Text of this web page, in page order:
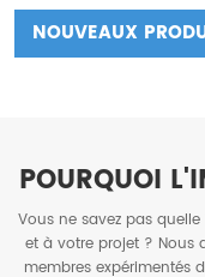
NOUVEAUX
POURQUOI
Vous ne savez pas
et à votre projet ? Nous
membres expérimentés